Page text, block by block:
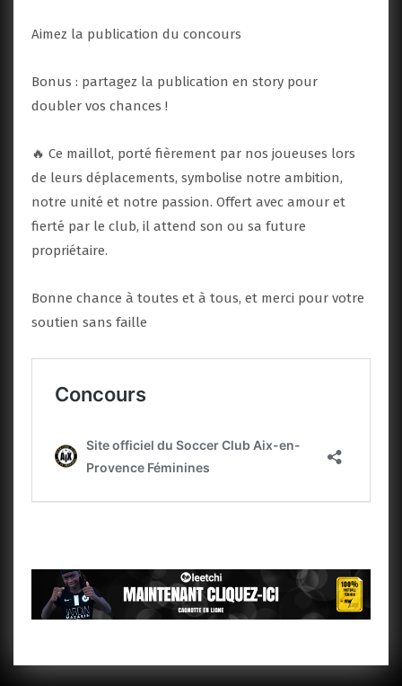
Aimez la publication du concours
Bonus : partagez la publication en story pour
doubler vos chances !
🔥 Ce maillot, porté fièrement par nos joueuses lors
de leurs déplacements, symbolise notre ambition,
notre unité et notre passion. Offert avec amour et
fierté par le club, il attend son ou sa future
propriétaire.
Bonne chance à toutes et à tous, et merci pour votre
soutien sans faille